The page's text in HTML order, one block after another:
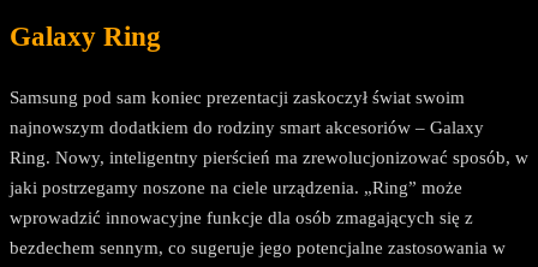
Galaxy Ring
Samsung pod sam koniec prezentacji zaskoczył świat swoim
najnowszym dodatkiem do rodziny smart akcesoriów – Galaxy
Ring. Nowy, inteligentny pierścień ma zrewolucjonizować sposób, w
jaki postrzegamy noszone na ciele urządzenia. „Ring” może
wprowadzić innowacyjne funkcje dla osób zmagających się z
bezdechem sennym, co sugeruje jego potencjalne zastosowania w